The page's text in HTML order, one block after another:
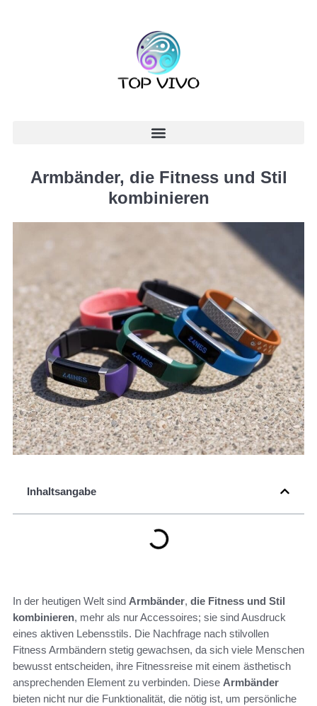
Armbänder, die Fitness und Stil
kombinieren
Inhaltsangabe
In der heutigen Welt sind Armbänder, die Fitness und Stil
kombinieren, mehr als nur Accessoires; sie sind Ausdruck
eines aktiven Lebensstils. Die Nachfrage nach stilvollen
Fitness Armbändern stetig gewachsen, da sich viele Menschen
bewusst entscheiden, ihre Fitnessreise mit einem ästhetisch
ansprechenden Element zu verbinden. Diese Armbänder
bieten nicht nur die Funktionalität, die nötig ist, um persönliche